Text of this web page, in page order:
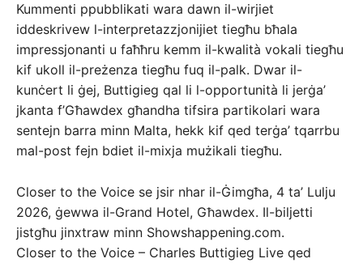
Kummenti ppubblikati wara dawn il-wirjiet
iddeskrivew l-interpretazzjonijiet tiegħu bħala
impressjonanti u faħħru kemm il-kwalità vokali tiegħu
kif ukoll il-preżenza tiegħu fuq il-palk. Dwar il-
kunċert li ġej, Buttigieg qal li l-opportunità li jerġa’
jkanta f’Għawdex għandha tifsira partikolari wara
sentejn barra minn Malta, hekk kif qed terġa’ tqarrbu
mal-post fejn bdiet il-mixja mużikali tiegħu.
Closer to the Voice se jsir nhar il-Ġimgħa, 4 ta’ Lulju
2026, ġewwa il-Grand Hotel, Għawdex. Il-biljetti
jistgħu jinxtraw minn Showshappening.com.
Closer to the Voice – Charles Buttigieg Live qed